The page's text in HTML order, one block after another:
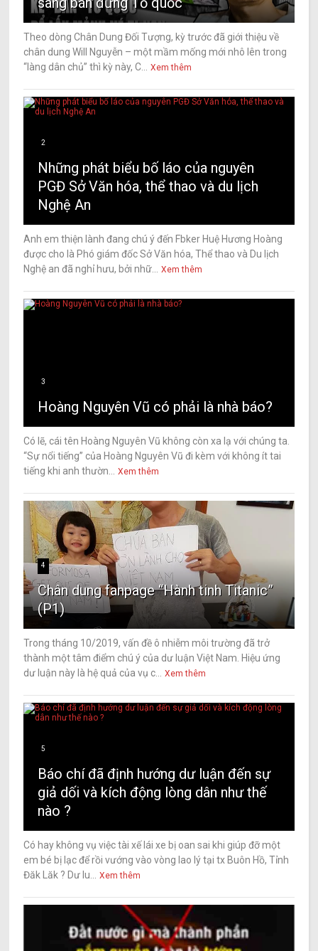
Theo dòng Chân Dung Đối Tượng, kỳ trước đã giới thiệu về
chân dung Will Nguyễn – một mầm mống mới nhô lên trong
“làng dân chủ” thì kỳ này, C...
Xem thêm
2
Những phát biểu bố láo của nguyên
PGĐ Sở Văn hóa, thể thao và du lịch
Nghệ An
Anh em thiện lành đang chú ý đến Fbker Huệ Hương Hoàng
được cho là Phó giám đốc Sở Văn hóa, Thể thao và Du lịch
Nghệ an đã nghỉ hưu, bởi nhữ...
Xem thêm
3
Hoàng Nguyên Vũ có phải là nhà báo?
Có lẽ, cái tên Hoàng Nguyên Vũ không còn xa lạ với chúng ta.
“Sự nổi tiếng” của Hoàng Nguyên Vũ đi kèm với không ít tai
tiếng khi anh thườn...
Xem thêm
4
Chân dung fanpage “Hành tinh Titanic”
(P1)
Trong tháng 10/2019, vấn đề ô nhiễm môi trường đã trở
thành một tâm điểm chú ý của dư luận Việt Nam. Hiệu ứng
dư luận này là hệ quả của vụ c...
Xem thêm
5
Báo chí đã định hướng dư luận đến sự
giả dối và kích động lòng dân như thế
nào ?
Có hay không vụ việc tài xế lái xe bị oan sai khi giúp đỡ một
em bé bị lạc để rồi vướng vào vòng lao lý tại tx Buôn Hồ, Tỉnh
Đăk Lăk ? Dư lu...
Xem thêm